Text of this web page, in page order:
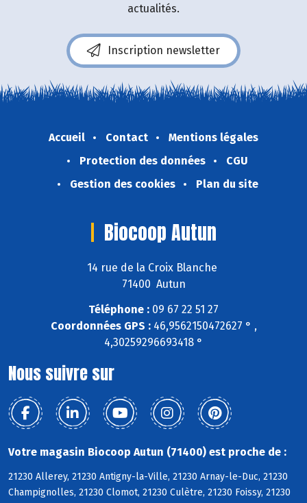
actualités.
Inscription newsletter
Accueil Contact
Mentions légales
Protection des données
CGU
Gestion des cookies
Plan du site
Biocoop Autun
14 rue de la Croix Blanche
71400 Autun
Téléphone : 09 67 22 51 27
Coordonnées GPS :46,9562150472627 ° ,
4,30259296693418 °
Nous suivre sur
Votre magasin Biocoop Autun (71400) est proche de :
21230 Allerey, 21230 Antigny-la-Ville, 21230 Arnay-le-Duc, 21230
Champignolles, 21230 Clomot, 21230 Culètre, 21230 Foissy, 21230